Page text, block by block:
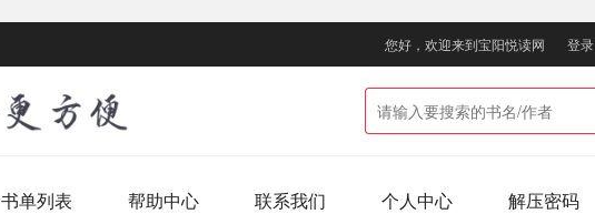
您好，欢迎来到宝阳悦读网 登录
书单列表 帮助中心 联系我们 个人中心 解压密码